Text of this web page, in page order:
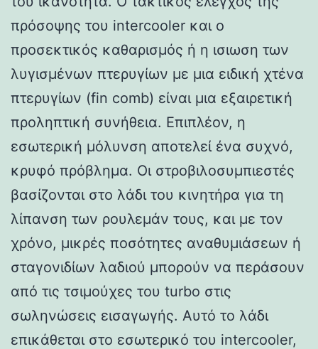
πρόσοψης του intercooler και ο
προσεκτικός καθαρισμός ή η ισιωση των
λυγισμένων πτερυγίων με μια ειδική χτένα
πτερυγίων (fin comb) είναι μια εξαιρετική
προληπτική συνήθεια. Επιπλέον, η
εσωτερική μόλυνση αποτελεί ένα συχνό,
κρυφό πρόβλημα. Οι στροβιλοσυμπιεστές
βασίζονται στο λάδι του κινητήρα για τη
λίπανση των ρουλεμάν τους, και με τον
χρόνο, μικρές ποσότητες αναθυμιάσεων ή
σταγονιδίων λαδιού μπορούν να περάσουν
από τις τσιμούχες του turbo στις
σωληνώσεις εισαγωγής. Αυτό το λάδι
επικάθεται στο εσωτερικό του intercooler,